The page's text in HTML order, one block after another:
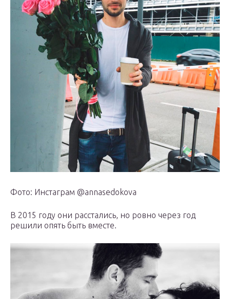
Фото: Инстаграм @annasedokova
В 2015 году они расстались, но ровно через год
решили опять быть вместе.